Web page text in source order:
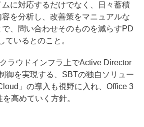
に対応するだけでなく、日々蓄積
を分析し、改善策をマニュアルな
、問い合わせそのものを減らすPD
ているとのこと。
ラウドインフラ上でActive Director
御を実現する、SBTの独自ソリュー
」の導入も視野に入れ、Office 3
高めていく方針。